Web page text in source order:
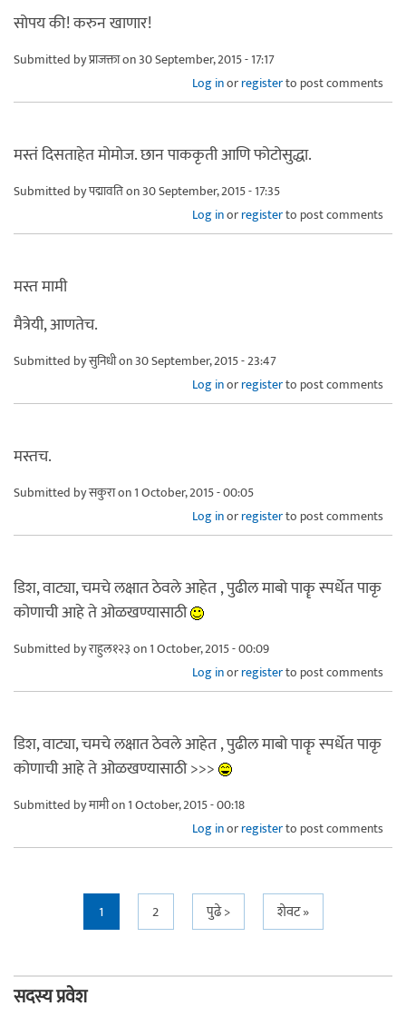
सोपय की! करुन खाणार!
Submitted byप्राजक्ताon 30 September, 2015 - 17:17
Log inorregisterto post comments
मस्तं दिसताहेत मोमोज. छान पाककृती आणि फोटोसुद्धा.
Submitted byपद्मावतिon 30 September, 2015 - 17:35
Log inorregisterto post comments
मस्त मामी
मैत्रेयी, आणतेच.
Submitted byसुनिधीon 30 September, 2015 - 23:47
Log inorregisterto post comments
मस्तच.
Submitted byसकुराon 1 October, 2015 - 00:05
Log inorregisterto post comments
डिश, वाट्या, चमचे लक्षात ठेवले आहेत , पुढील माबो पाकॄ स्पर्धेत पाकृ
कोणाची आहे ते ओळखण्यासाठी
Submitted byराहुल१२३on 1 October, 2015 - 00:09
Log inorregisterto post comments
डिश, वाट्या, चमचे लक्षात ठेवले आहेत , पुढील माबो पाकॄ स्पर्धेत पाकृ
कोणाची आहे ते ओळखण्यासाठी >>>
Submitted byमामीon 1 October, 2015 - 00:18
Log inorregisterto post comments
1 2 पुढे > शेवट »
सदस्य प्रवेश